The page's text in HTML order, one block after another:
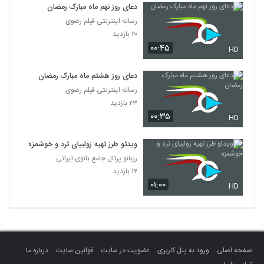
۰۰:۴۵ HD
دعای روز نهم ماه مبارک رمضان
رسانه اینترنتی فیلم رضوی
۲۰ بازدید
۰۰:۳۵ HD
دعای روز هشتم ماه مبارک رمضان
رسانه اینترنتی فیلم رضوی
۲۳ بازدید
۰۱:۰۰ HD
ویدئو طرز تهیه زولبیای ترد و خوشمزه
رزبانو پرتال جامع بانوی ایرانی
۱۲ بازدید
صفحه اصلی ورود به پنل کاربری عضویت در سایت قوانین سایت
درباره ما